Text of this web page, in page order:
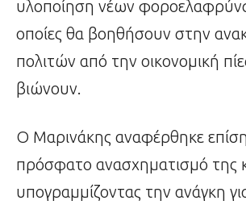
υλοποίηση νέων
οποίες θα βοηθήσουν στην
πολιτών από την οικονομική
βιώνουν.
Ο Μαρινάκης αναφέρθηκε
πρόσφατο ανασχηματισμό της
υπογραμμίζοντας την ανάγκη